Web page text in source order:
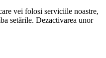
vei folosi serviciile noastre,
setările. Dezactivarea unor